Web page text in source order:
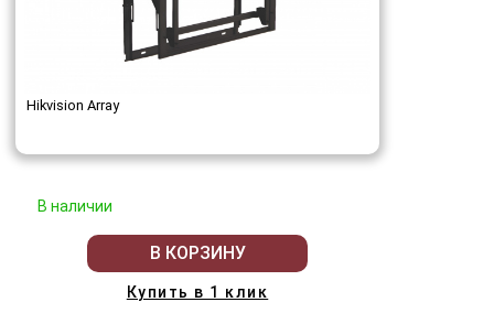
Hikvision Array
В наличии
В КОРЗИНУ
Купить в 1 клик